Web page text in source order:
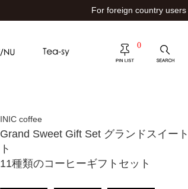
For foreign country
0
INIC coffee
Grand Sweet Gift Set グランドスイー
ト
11種類のコーヒーギフトセット